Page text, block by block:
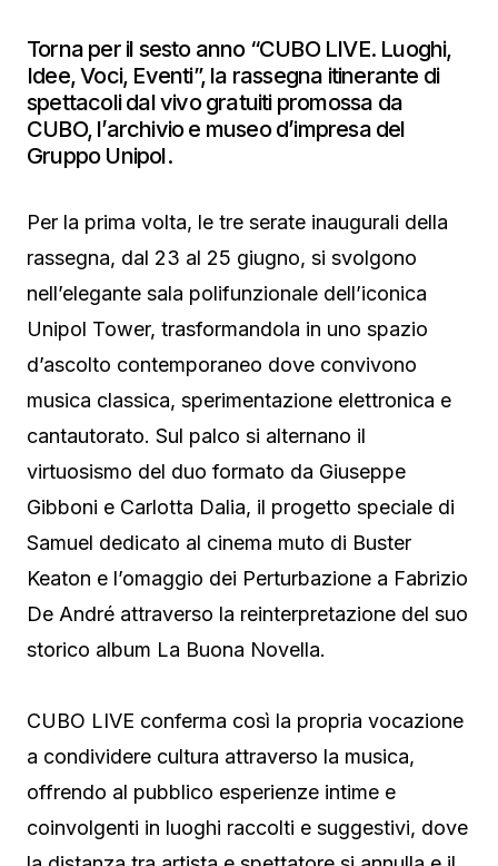
Torna per il sesto anno “CUBO LIVE. Luoghi,
Idee, Voci, Eventi”, la rassegna itinerante di
spettacoli dal vivo gratuiti promossa da
CUBO, l’archivio e museo d’impresa del
Gruppo Unipol.
Per la prima volta, le tre serate inaugurali della
rassegna, dal 23 al 25 giugno, si svolgono
nell’elegante sala polifunzionale dell’iconica
Unipol Tower, trasformandola in uno spazio
d’ascolto contemporaneo dove convivono
musica classica, sperimentazione elettronica e
cantautorato. Sul palco si alternano il
virtuosismo del duo formato da Giuseppe
Gibboni e Carlotta Dalia, il progetto speciale di
Samuel dedicato al cinema muto di Buster
Keaton e l’omaggio dei Perturbazione a Fabrizio
De André attraverso la reinterpretazione del suo
storico album La Buona Novella.
CUBO LIVE conferma così la propria vocazione
a condividere cultura attraverso la musica,
offrendo al pubblico esperienze intime e
coinvolgenti in luoghi raccolti e suggestivi, dove